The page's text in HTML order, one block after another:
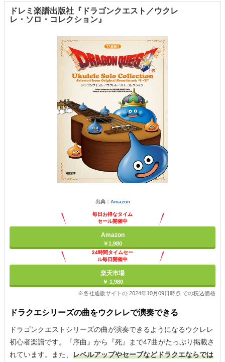
ドレミ楽譜出版社『ドラゴンクエスト／ウクレ
レ・ソロ・コレクション』
出典： Amazon
毎日お得なタイム
セール開催中
Amazon
￥1,980
24時間タイムセー
ル毎日開催中
楽天市場
￥ 1,980
※各社通販サイトの 2024年10月09日時点 での税込価格
ドラクエシリーズの曲をウクレレで演奏できる
ドラゴンクエストシリーズの曲が演奏できるようになるウクレレ
初心者楽譜です。『序曲』から『死』まで47曲がたっぷり掲載さ
れています。また、 レベルアップやセーブなどドラクエならでは